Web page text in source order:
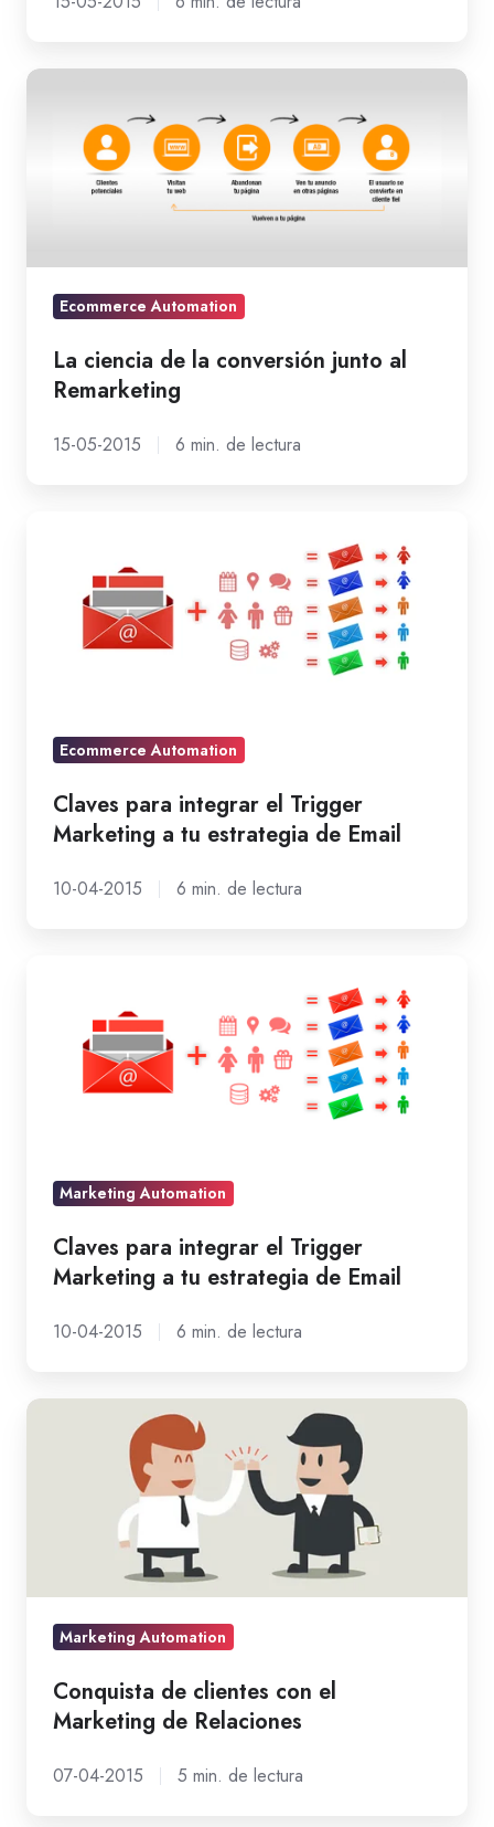
La
al
Remarketing
Ecommerce Automation
La ciencia de la conversión junto al
Remarketing
15-05-2015 6 min. de lectura
integrar
Trigger
Email
Ecommerce Automation
Claves para integrar el Trigger
Marketing a tu estrategia de Email
10-04-2015 6 min. de lectura
integrar
Trigger
Email
Marketing Automation
Claves para integrar el Trigger
Marketing a tu estrategia de Email
10-04-2015 6 min. de lectura
Conquista
de
Relaciones
Marketing Automation
Conquista de clientes con el
Marketing de Relaciones
07-04-2015 5 min. de lectura